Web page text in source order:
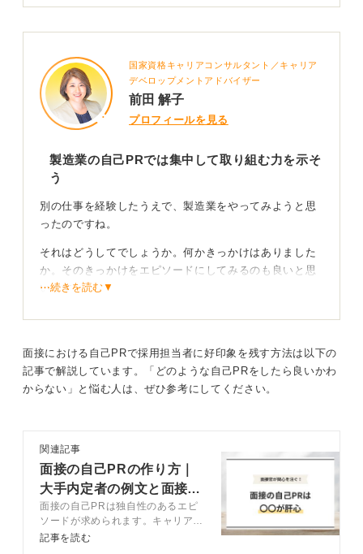
国家資格キャリアコンサルタント／キャリア
デベロップメントアドバイザー
前田 解子
プロフィールを見る
製造業の自己PRでは集中して取り組む力を示そ
う
別の仕事を経験したうえで、製造業をやってみようと思
ったのですね。
それはどうしてでしょうか。何かきっかけはありました
か。そのきっかけをエピソードにしてみるのも良いと思
います。
求められる人物像は一般的に言われているのはものづく
りが好き、黙々と作業できる、几帳面で丁寧、体力があ
る、手先が器用、機械が好きなどです。質問にあるよう
エピソードとしては、何かに集中して取り組んで作り上
げた経験を書くと良いと思います。途中で投げ出さずに
作り上げたというところがポイントです。加えて、几帳
面さや丁寧さなども盛り込むと良いでしょう。
⋯続きを読む▼
面接における自己PRで採用担当者に好印象を残す方法は以下の
記事で解説しています。「どのような自己PRをしたら良いかわ
からない」と悩む人は、ぜひ参考にしてください。
関連記事
面接の自己PRの作り方｜
大手内定者の例文と面接官
の評価基準も公開
面接の自己PRは独自性のあるエピ
ソードが求められます。キャリアコ
ンサルタントが自己PRで盛り込む
記事を読む